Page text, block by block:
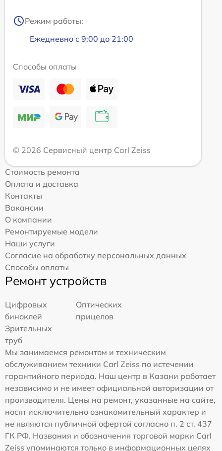
Режим работы:
Ежедневно с 9:00 до 21:00
Способы оплаты
© 2026 Сервисный центр Carl Zeiss
Стоимость ремонта
Оплата и доставка
Контакты
Вакансии
О компании
Ремонтируемые модели
Наши услуги
Согласие на обработку персональных данных
Способы оплаты
Ремонт устройств
Цифровых
биноклей
Оптических
прицелов
Зрительных
труб
Мы занимаемся ремонтом и техническим
обслуживанием техники Carl Zeiss по истечении
гарантийного периода. Наш центр в Казани работает
независимо и не имеет официальной авторизации от
производителя. Цены на ремонт, указанные на сайте,
носят исключительно ознакомительный характер и
не являются публичной офертой согласно п. 2 ст. 437
ГК РФ. Названия и обозначения торговой марки Carl
Zeiss упоминаются только в информационных целях